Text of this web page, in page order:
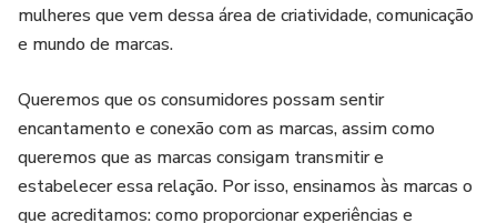
mulheres que vem dessa área de criatividade, comunicação
e mundo de marcas.
Queremos que os consumidores possam sentir
encantamento e conexão com as marcas, assim como
queremos que as marcas consigam transmitir e
estabelecer essa relação. Por isso, ensinamos às marcas o
que acreditamos: como proporcionar experiências e